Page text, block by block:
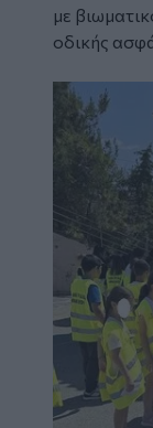
με
οδικής
Image